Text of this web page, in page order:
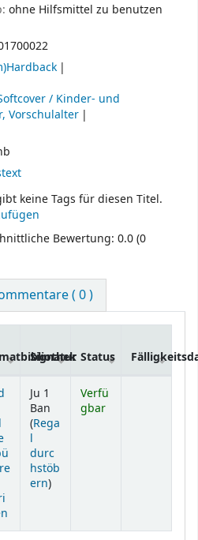
ohne Hilfsmittel zu benutzen
/ Kinder- und
Vorschulalter
keine Tags für diesen Titel.
Bewertung: 0.0 (0
( 0 )
Signatur Status
Ju 1
Ban
(Rega
l
durc
hstöb
ern(Öffnet sich unterhalb)
)
Verfü
gbar